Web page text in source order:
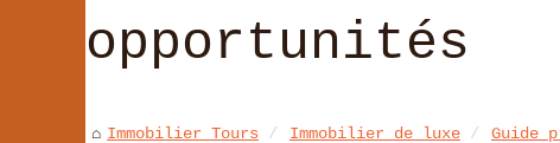
opportunités
Immobilier Tours Immobilier de luxe Guide